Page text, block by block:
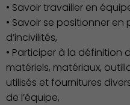
• Savoir travailler en
• Savoir se positionner
d’incivilités,
• Participer à la définition
matériels, matériaux,
utilisés et fournitures
de l’équipe,